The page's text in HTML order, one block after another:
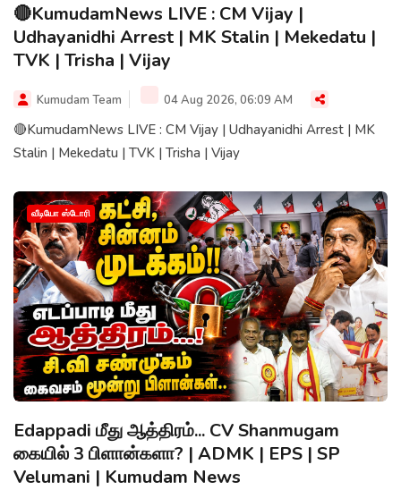
🔴KumudamNews LIVE : CM Vijay |
Udhayanidhi Arrest | MK Stalin | Mekedatu |
TVK | Trisha | Vijay
Kumudam Team 04 Aug 2026, 06:09 AM
🔴KumudamNews LIVE : CM Vijay | Udhayanidhi Arrest | MK
Stalin | Mekedatu | TVK | Trisha | Vijay
வீடியோ ஸ்டோரி
Edappadi மீது ஆத்திரம்... CV Shanmugam
கையில் 3 பிளான்களா? | ADMK | EPS | SP
Velumani | Kumudam News